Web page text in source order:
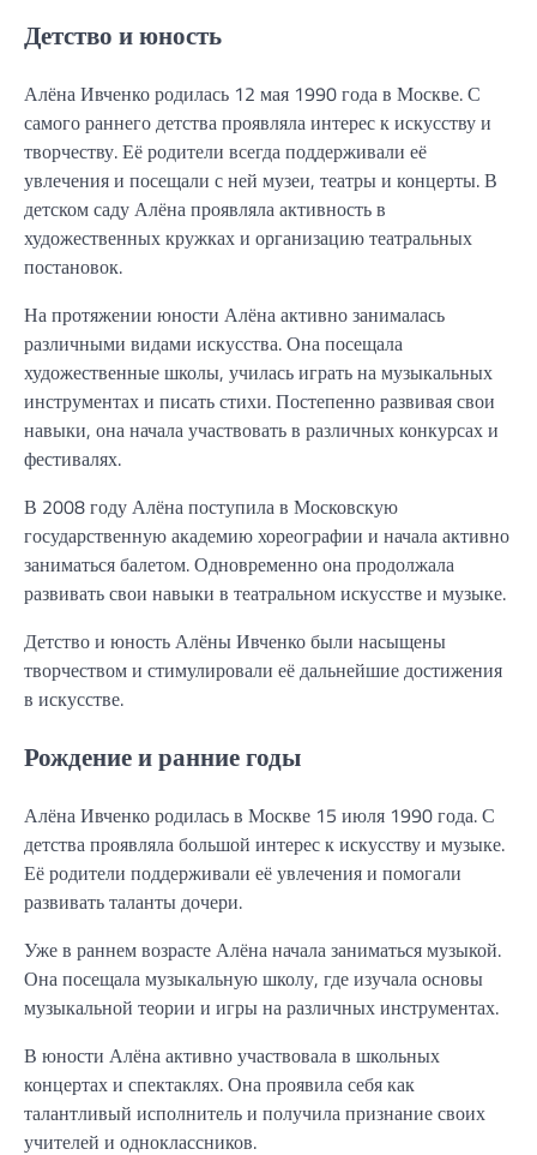
Детство и юность
Алёна Ивченко родилась 12 мая 1990 года в Москве. С
самого раннего детства проявляла интерес к искусству и
творчеству. Её родители всегда поддерживали её
увлечения и посещали с ней музеи, театры и концерты. В
детском саду Алёна проявляла активность в
художественных кружках и организацию театральных
постановок.
На протяжении юности Алёна активно занималась
различными видами искусства. Она посещала
художественные школы, училась играть на музыкальных
инструментах и писать стихи. Постепенно развивая свои
навыки, она начала участвовать в различных конкурсах и
фестивалях.
В 2008 году Алёна поступила в Московскую
государственную академию хореографии и начала активно
заниматься балетом. Одновременно она продолжала
развивать свои навыки в театральном искусстве и музыке.
Детство и юность Алёны Ивченко были насыщены
творчеством и стимулировали её дальнейшие достижения
в искусстве.
Рождение и ранние годы
Алёна Ивченко родилась в Москве 15 июля 1990 года. С
детства проявляла большой интерес к искусству и музыке.
Её родители поддерживали её увлечения и помогали
развивать таланты дочери.
Уже в раннем возрасте Алёна начала заниматься музыкой.
Она посещала музыкальную школу, где изучала основы
музыкальной теории и игры на различных инструментах.
В юности Алёна активно участвовала в школьных
концертах и спектаклях. Она проявила себя как
талантливый исполнитель и получила признание своих
учителей и одноклассников.